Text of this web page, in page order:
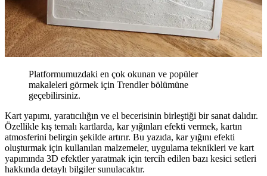
Platformumuzdaki en çok okunan ve popüler
makaleleri görmek için Trendler bölümüne
geçebilirsiniz.
Kart yapımı, yaratıcılığın ve el becerisinin birleştiği bir sanat dalıdır.
Özellikle kış temalı kartlarda, kar yığınları efekti vermek, kartın
atmosferini belirgin şekilde artırır. Bu yazıda, kar yığını efekti
oluşturmak için kullanılan malzemeler, uygulama teknikleri ve kart
yapımında 3D efektler yaratmak için tercih edilen bazı kesici setleri
hakkında detaylı bilgiler sunulacaktır.